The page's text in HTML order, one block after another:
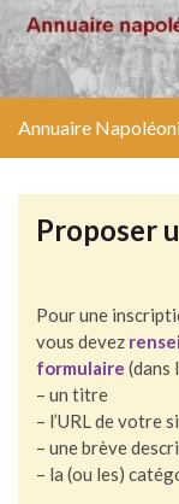
Annuaire
Proposer
Pour une
vous devez
formulaire (dans
– un titre
– l’URL de votre
– une brève
– la (ou les)